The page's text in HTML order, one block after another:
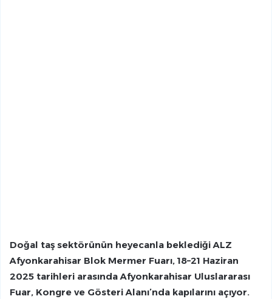
Doğal taş sektörünün heyecanla beklediği ALZ
Afyonkarahisar Blok Mermer Fuarı, 18–21 Haziran
2025 tarihleri arasında Afyonkarahisar Uluslararası
Fuar, Kongre ve Gösteri Alanı’nda kapılarını açıyor.